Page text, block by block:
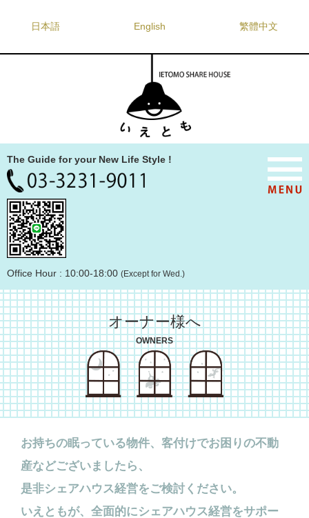
日本語 English 繁體中文
The Guide for your New Life Style !
Office Hour : 10:00-18:00 (Except for Wed.)
オーナー様へ
OWNERS
お持ちの眠っている物件、客付けでお困りの不動
産などございましたら、
是非シェアハウス経営をご検討ください。
いえともが、全面的にシェアハウス経営をサポー